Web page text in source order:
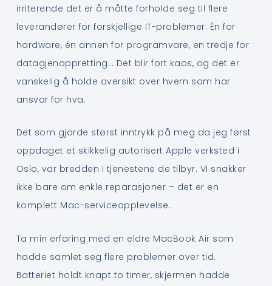
irriterende det er å måtte forholde seg til flere
leverandører for forskjellige IT-problemer. Én for
hardware, én annen for programvare, en tredje for
datagjenoppretting… Det blir fort kaos, og det er
vanskelig å holde oversikt over hvem som har
ansvar for hva.
Det som gjorde størst inntrykk på meg da jeg først
oppdaget et skikkelig autorisert Apple verksted i
Oslo, var bredden i tjenestene de tilbyr. Vi snakker
ikke bare om enkle reparasjoner – det er en
komplett Mac-serviceopplevelse.
Ta min erfaring med en eldre MacBook Air som
hadde samlet seg flere problemer over tid.
Batteriet holdt knapt to timer, skjermen hadde